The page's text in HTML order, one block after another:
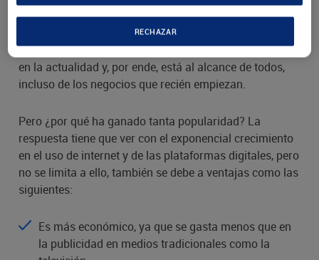
Aunque pueda sonar complicado para una persona no
familiarizada con el tema, en realidad el
digitales una necesidad para casi todas las empresas
en la actualidad y, por ende, está al alcance de todos,
incluso de los negocios que recién empiezan.
Pero ¿por qué ha ganado tanta popularidad? La
respuesta tiene que ver con el exponencial crecimiento
en el uso de internet y de las plataformas digitales, pero
no se limita a ello, también se debe a ventajas como las
siguientes:
Es más económico, ya que se gasta menos que en
la publicidad en medios tradicionales como la
RECHAZAR